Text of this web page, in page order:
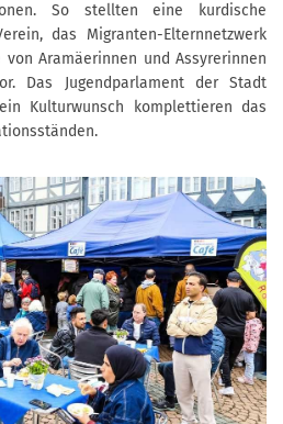
So stellten eine kurdische
das Migranten-Elternnetzwerk
Aramäerinnen und Assyrerinnen
Das Jugendparlament der Stadt
Kulturwunsch komplettieren das